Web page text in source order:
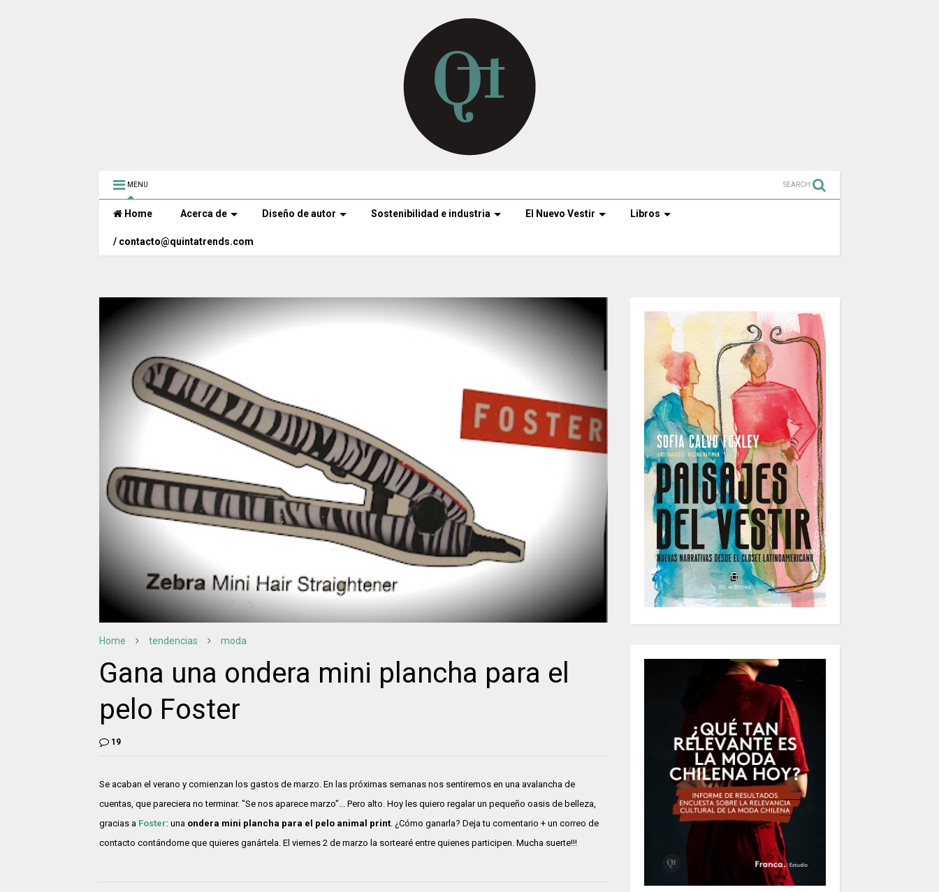
MENU SEARCH
Home Acerca de Diseño de autor Sostenibilidad e industria El Nuevo Vestir Libros
/ contacto@quintatrends.com
Home tendencias moda
Gana una ondera mini plancha para el
pelo Foster
19
Se acaban el verano y comienzan los gastos de marzo. En las próximas semanas nos sentiremos en una avalancha de
cuentas, que pareciera no terminar. "Se nos aparece marzo"... Pero alto. Hoy les quiero regalar un pequeño oasis de belleza,
gracias a Foster: una ondera mini plancha para el pelo animal print . ¿Cómo ganarla? Deja tu comentario + un correo de
contacto contándome que quieres ganártela. El viernes 2 de marzo la sortearé entre quienes participen. Mucha suerte!!!